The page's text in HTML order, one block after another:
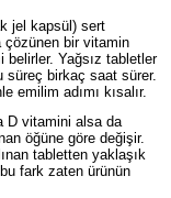
jel kapsül) sert
çözünen bir vitamin
belirler. Yağsız tabletler
süreç birkaç saat sürer.
emilim adımı kısalır.
D vitamini alsa da
öğüne göre değişir.
tabletten yaklaşık
fark zaten ürünün